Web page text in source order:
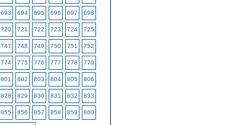
693 694 695 696 697 698
720 721 722 723 724 725
747 748 749 750 751 752
774 775 776 777 778 779
801 802 803 804 805 806
828 829 830 831 832 833
855 856 857 858 859 860